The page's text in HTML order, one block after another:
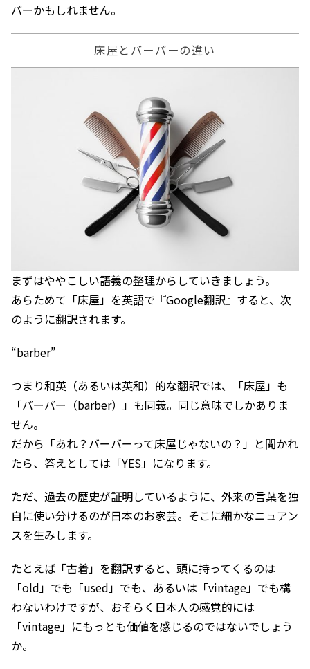
バーかもしれません。
床屋とバーバーの違い
まずはややこしい語義の整理からしていきましょう。
あらためて「床屋」を英語で『Google翻訳』すると、次
のように翻訳されます。
“barber”
つまり和英（あるいは英和）的な翻訳では、「床屋」も
「バーバー（barber）」も同義。同じ意味でしかありま
せん。
だから「あれ？バーバーって床屋じゃないの？」と聞かれ
たら、答えとしては「YES」になります。
ただ、過去の歴史が証明しているように、外来の言葉を独
自に使い分けるのが日本のお家芸。そこに細かなニュアン
スを生みします。
たとえば「古着」を翻訳すると、頭に持ってくるのは
「old」でも「used」でも、あるいは「vintage」でも構
わないわけですが、おそらく日本人の感覚的には
「vintage」にもっとも価値を感じるのではないでしょう
か。